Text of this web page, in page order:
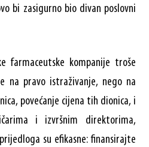
bi zasigurno bio divan poslovni
farmaceutske kompanije troše
na pravo istraživanje, nego na
povećanje cijena tih dionica, i
i izvršnim direktorima,
su efikasne: finansirajte